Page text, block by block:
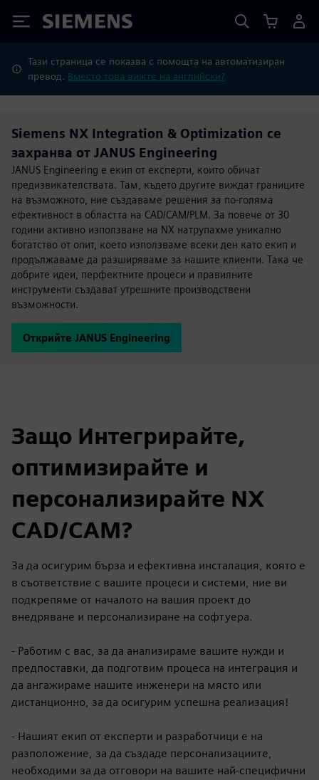
Siemens
Тази страница се показва с помощта на автоматизиран
превод. Вместо това вижте на английски?
Siemens NX Integration & Optimization се
захранва от JANUS Engineering
JANUS Engineering е екип от експерти, които обичат
предизвикателствата. Там, където другите виждат границите
на възможното, ние създаваме решения за по-голяма
ефективност в областта на CAD/CAM/PLM. За повече от 30
години активно използване на NX натрупахме уникално
богатство от опит, което използваме всеки ден като екип и
продължаваме да разширяваме за нашите клиенти. Така че
добрите идеи, перфектните процеси и правилните
инструменти създават утрешните производствени
възможности.
Открийте JANUS Engineering
Защо Интегрирайте,
оптимизирайте и
персонализирайте NX
CAD/CAM?
За да осигурим бърза и ефективна инсталация, която е
в съответствие с вашите процеси и системи, ние ви
подкрепяме от началото на вашия проект до
внедряване и персонализиране на софтуера.
- Работим с вас, за да анализираме вашите нужди и
предпоставки, да подготвим процеса на интеграция и
да ангажираме нашите инженери на място или
дистанционно, за да осигурим успешна реализация!
- Нашият екип от експерти и разработчици е на
разположение, за да създаде персонализациите,
необходими за да отговори на вашите най-специфични